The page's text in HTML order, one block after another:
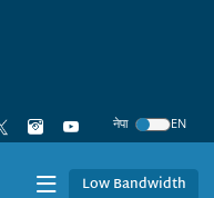
नेपा
EN
Low Bandwidth